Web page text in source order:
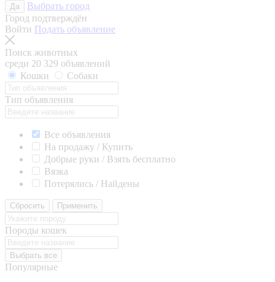
Да
Выбрать город
Город подтверждён
Войти Подать объявление
Поиск животных
среди 20 329 объявлений
Кошки
Собаки
Тип объявления
Все объявления
На продажу / Купить
Добрые руки / Взять бесплатно
Вязка
Потерялись / Найдены
Сбросить Применить
Породы кошек
Выбрать все
Популярные